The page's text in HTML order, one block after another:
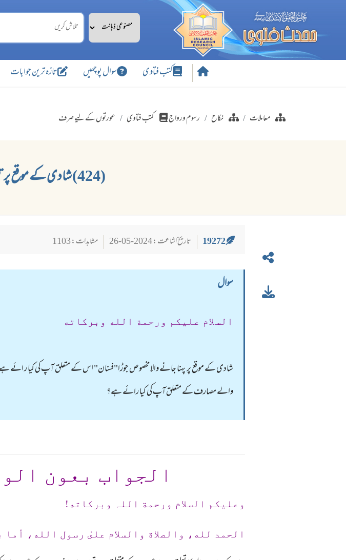
کتب فتاوی سوال پوچھیں تازہ ترین جوابات
معاملات نکاح رسوم ورواج کتب فتاوی عورتوں کے لیے صرف
(424) شادی کے موقع پر تین میٹر لمبا مخصوص جوڑا پہننا
19272 تاریخ اشاعت : 2024-05-26 مشاہدات : 1103
سوال
السلام عليكم ورحمة الله وبركاته
شادی کے موقع پر پہنا جانے والا مخصوص جوڑا"فسنان" اس کے متعلق آپ کی کیا ر ائے
والے مصارف کے متعلق آپ کی کیا رائے ہے؟
الجواب بعون
وعلیکم السلام ورحمة اللہ وبرکاته!
الحمد لله، والصلاة والسلام علىٰ رسول الله، أما